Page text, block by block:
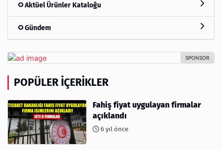
Aktüel Ürünler Kataloğu
Gündem
POPÜLER İÇERIKLER
Fahiş fiyat uygulayan firmalar
açıklandı
6 yıl önce